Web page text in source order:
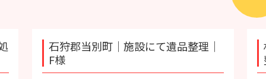
石狩郡当別町｜施設にて遺品整理｜
F様